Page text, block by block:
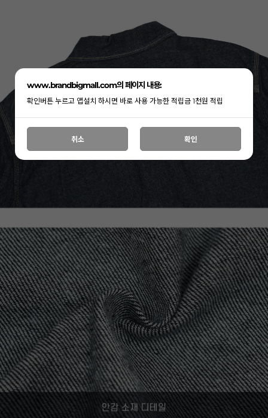
www.brandbigmall.com의 페이지 내용:
확인버튼 누르고 앱설치 하시면 바로 사용 가능한 적립금 1천원 적립
취소 확인